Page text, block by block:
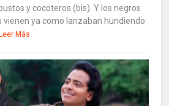
y cocoteros (bis). Y los negros
vienen ya como lanzaban hundiendo
Más